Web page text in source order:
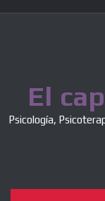
El
Psicología,